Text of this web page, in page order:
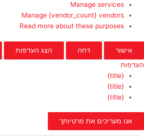
Manage services
Manage {vendor_count} vendors
Read more about these purposes
אישור דחה הצג העדפות
העדפות
{title}
{title}
{title}
אנו מעריכים את פרטיותך